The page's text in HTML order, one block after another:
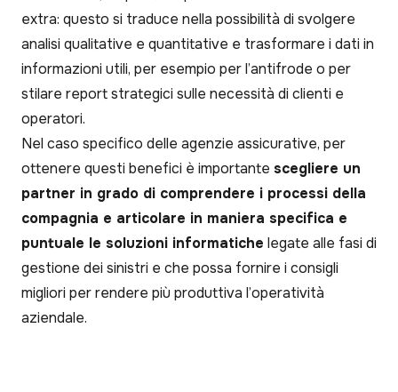
extra: questo si traduce nella possibilità di svolgere
analisi qualitative e quantitative e trasformare i dati in
informazioni utili, per esempio per l’antifrode o per
stilare report strategici sulle necessità di clienti e
operatori.
Nel caso specifico delle agenzie assicurative, per
ottenere questi benefici è importante scegliere un
partner in grado di comprendere i processi della
compagnia e articolare in maniera specifica e
puntuale le soluzioni informatiche legate alle fasi di
gestione dei sinistri e che possa fornire i consigli
migliori per rendere più produttiva l’operatività
aziendale.